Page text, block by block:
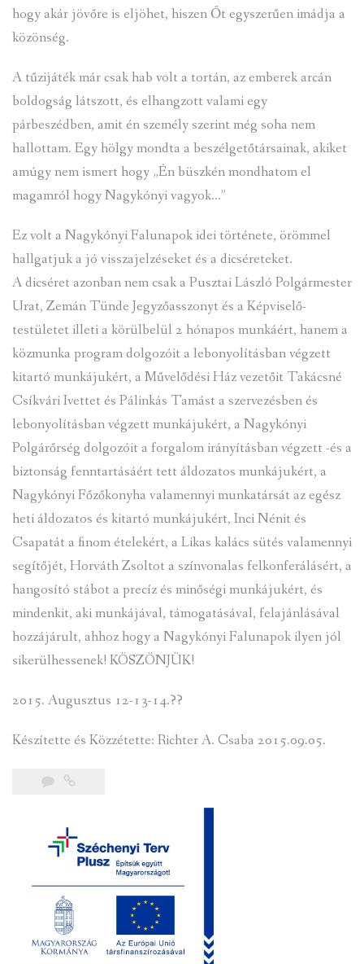
hogy akár jövőre is eljöhet, hiszen Őt egyszerűen imádja a
közönség.
A tűzijáték már csak hab volt a tortán, az emberek arcán
boldogság látszott, és elhangzott valami egy
párbeszédben, amit én személy szerint még soha nem
hallottam. Egy hölgy mondta a beszélgetőtársainak, akiket
amúgy nem ismert hogy „Én büszkén mondhatom el
magamról hogy Nagykónyi vagyok…”
Ez volt a Nagykónyi Falunapok idei története, örömmel
hallgatjuk a jó visszajelzéseket és a dicséreteket.
A dicséret azonban nem csak a Pusztai László Polgármester
Urat, Zemán Tünde Jegyzőasszonyt és a Képviselő-
testületet illeti a körülbelül 2 hónapos munkáért, hanem a
közmunka program dolgozóit a lebonyolításban végzett
kitartó munkájukért, a Művelődési Ház vezetőit Takácsné
Csíkvári Ivettet és Pálinkás Tamást a szervezésben és
lebonyolításban végzett munkájukért, a Nagykónyi
Polgárőrség dolgozóit a forgalom irányításban végzett -és a
biztonság fenntartásáért tett áldozatos munkájukért, a
Nagykónyi Főzőkonyha valamennyi munkatársát az egész
heti áldozatos és kitartó munkájukért, Inci Nénit és
Csapatát a finom ételekért, a Likas kalács sütés valamennyi
segítőjét, Horváth Zsoltot a színvonalas felkonferálásért, a
hangosító stábot a precíz és minőségi munkájukért, és
mindenkit, aki munkájával, támogatásával, felajánlásával
hozzájárult, ahhoz hogy a Nagykónyi Falunapok ilyen jól
sikerülhessenek! KÖSZÖNJÜK!
2015. Augusztus 12-13-14.??
Készítette és Közzétette: Richter A. Csaba 2015.09.05.